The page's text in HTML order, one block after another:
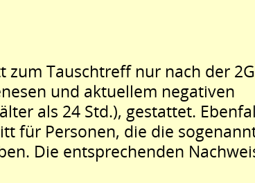
Tauschtreff nur nach der
und aktuellem negativen
als 24 Std.), gestattet.
für Personen, die die
Die entsprechenden